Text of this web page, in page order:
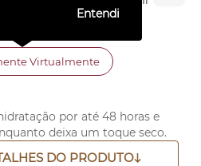
Virtualmente
Entendi
por até 48 horas e
deixa um toque seco.
DO PRODUTO